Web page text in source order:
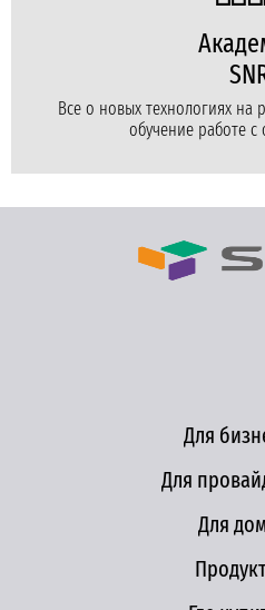
Все о новых технологиях на
обучение работе
Для
Для
Для